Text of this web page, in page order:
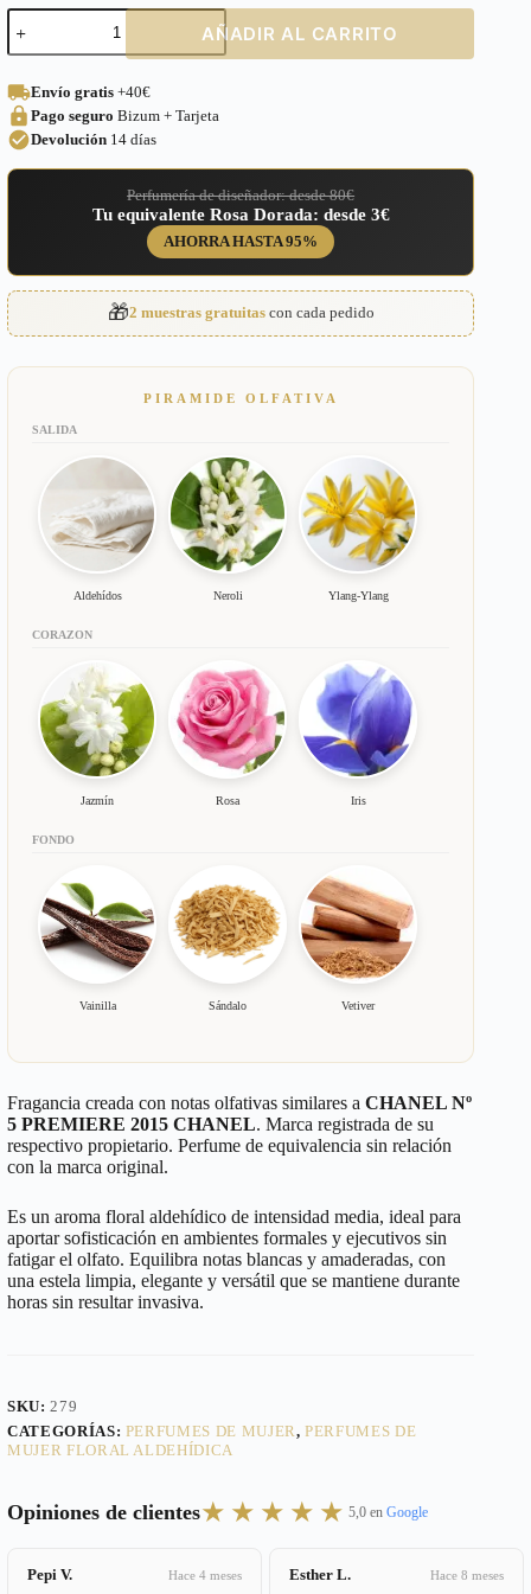
Perfume
equivalente
a
Nº
5
Premiere
para
AÑADIR AL CARRITO
Envío gratis +40€
Pago seguro Bizum + Tarjeta
Devolución 14 días
Perfumería de diseñador: desde 80€
Tu equivalente Rosa Dorada: desde 3€
AHORRA HASTA 95%
🎁2 muestras gratuitascon cada pedido
PIRAMIDE OLFATIVA
SALIDA
Aldehídos Neroli Ylang-Ylang
CORAZON
Jazmín Rosa Iris
FONDO
Vainilla Sándalo Vetiver
Fragancia creada con notas olfativas similares a CHANEL Nº
5 PREMIERE 2015 CHANEL. Marca registrada de su
respectivo propietario. Perfume de equivalencia sin relación
con la marca original.
Es un aroma floral aldehídico de intensidad media, ideal para
aportar sofisticación en ambientes formales y ejecutivos sin
fatigar el olfato. Equilibra notas blancas y amaderadas, con
una estela limpia, elegante y versátil que se mantiene durante
horas sin resultar invasiva.
SKU:279
CATEGORÍAS: PERFUMES DE MUJER,PERFUMES DE
MUJER FLORAL ALDEHÍDICA
Opiniones de clientes★★★★★ 5,0 en Google
Pepi V. Hace 4 meses Esther L. Hace 8 meses